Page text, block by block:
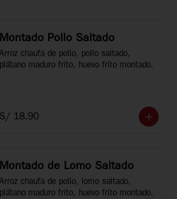
Montado Pollo Saltado
Arroz chaufa de pollo, pollo saltado,
plátano maduro frito, huevo frito montado.
S/ 18.90
Montado de Lomo Saltado
Arroz chaufa de pollo, lomo saltado,
plátano maduro frito, huevo frito montado.